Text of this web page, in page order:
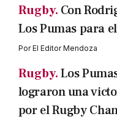
Rugby. Con
Los Pumas para
PorEl Editor Mendoza
Rugby.Los
lograron una
por el Rugby